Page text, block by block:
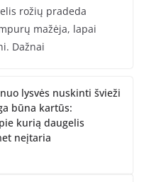
rožių pradeda
mažėja, lapai
Dažnai
lysvės nuskinti švieži
būna kartūs:
kurią daugelis
neįtaria